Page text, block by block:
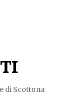
di Scottona